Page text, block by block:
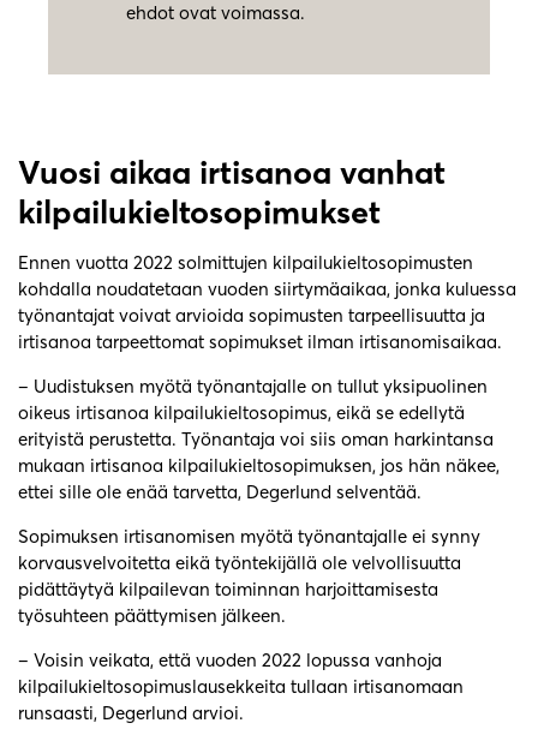
ehdot ovat voimassa.
Vuosi aikaa irtisanoa vanhat
kilpailukieltosopimukset
Ennen vuotta 2022 solmittujen kilpailukieltosopimusten
kohdalla noudatetaan vuoden siirtymäaikaa, jonka kuluessa
työnantajat voivat arvioida sopimusten tarpeellisuutta ja
irtisanoa tarpeettomat sopimukset ilman irtisanomisaikaa.
– Uudistuksen myötä työnantajalle on tullut yksipuolinen
oikeus irtisanoa kilpailukieltosopimus, eikä se edellytä
erityistä perustetta. Työnantaja voi siis oman harkintansa
mukaan irtisanoa kilpailukieltosopimuksen, jos hän näkee,
ettei sille ole enää tarvetta, Degerlund selventää.
Sopimuksen irtisanomisen myötä työnantajalle ei synny
korvausvelvoitetta eikä työntekijällä ole velvollisuutta
pidättäytyä kilpailevan toiminnan harjoittamisesta
työsuhteen päättymisen jälkeen.
– Voisin veikata, että vuoden 2022 lopussa vanhoja
kilpailukieltosopimuslausekkeita tullaan irtisanomaan
runsaasti, Degerlund arvioi.